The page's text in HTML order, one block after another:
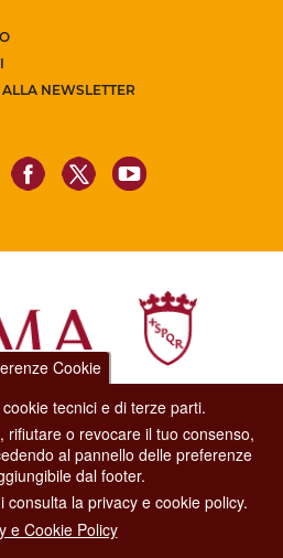
NEWSLETTER
Sport, Turismo e Moda.
TEL. 06 06 08
REDAZIONE
Cookie
tecnici e di terze parti.
rifiutare o revocare il tuo consenso,
al pannello delle preferenze
dal footer.
consulta la privacy e cookie policy.
e Cookie Policy